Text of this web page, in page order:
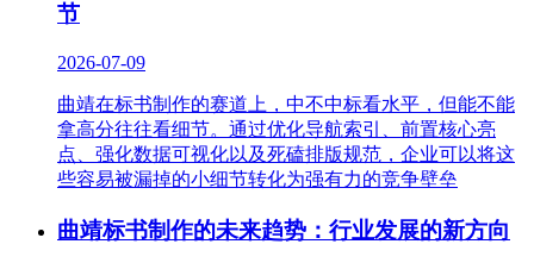
节
2026-07-09
曲靖在标书制作的赛道上，中不中标看水平，但能不能
拿高分往往看细节。通过优化导航索引、前置核心亮
点、强化数据可视化以及死磕排版规范，企业可以将这
些容易被漏掉的小细节转化为强有力的竞争壁垒
曲靖标书制作的未来趋势：行业发展的新方向